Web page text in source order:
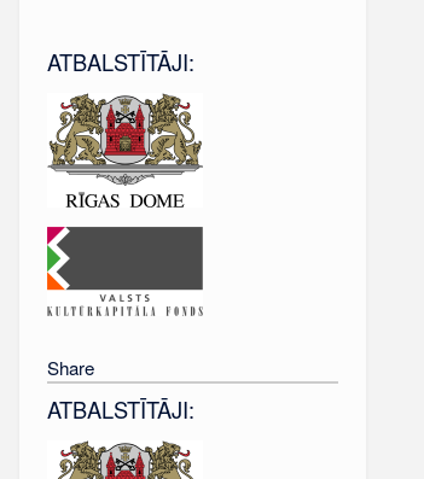
ATBALSTĪTĀJI:
Share
ATBALSTĪTĀJI: